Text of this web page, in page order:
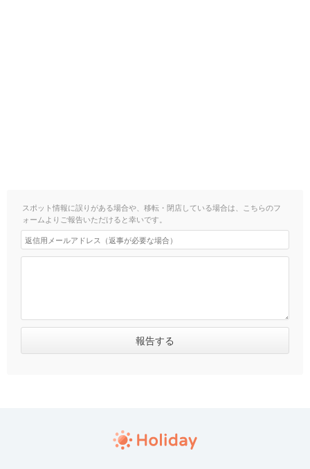
スポット情報に誤りがある場合や、移転・閉店している場合は、こちらのフ
ォームよりご報告いただけると幸いです。